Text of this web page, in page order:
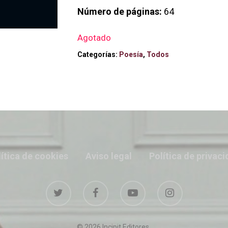
Número de páginas: 64
Agotado
Categorías: Poesía, Todos
de cookies